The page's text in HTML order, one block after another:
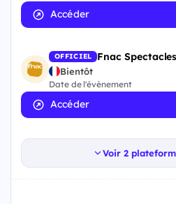
Accéder
OFFICIEL Fnac
Bientôt
Date de l'évènement
Accéder
Voir 2